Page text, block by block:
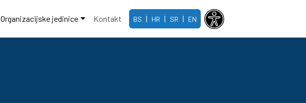
Organizacijske jedinice Kontakt BS | HR | SR | EN